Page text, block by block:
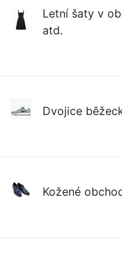
Letní šaty v
atd.
Dvojice
Kožené